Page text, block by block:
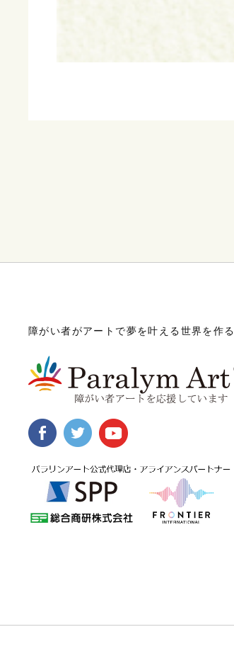
障がい者がアートで夢を叶える世界を作る